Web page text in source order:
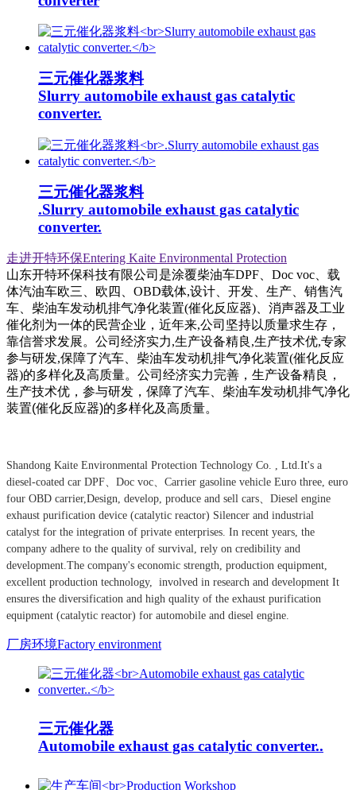
三元催化器浆料
Slurry automobile exhaust gas catalytic
converter.
三元催化器浆料
.Slurry automobile exhaust gas catalytic
converter.
走进开特环保Entering Kaite Environmental Protection
山东开特环保科技有限公司是涂覆柴油车DPF、Doc voc、载
体汽油车欧三、欧四、OBD载体,设计、开发、生产、销售汽
车、柴油车发动机排气净化装置(催化反应器)、消声器及工业
催化剂为一体的民营企业，近年来,公司坚持以质量求生存，
靠信誉求发展。公司经济实力,生产设备精良,生产技术优,专家
参与研发,保障了汽车、柴油车发动机排气净化装置(催化反应
器)的多样化及高质量。 公司经济实力完善，生产设备精良，
生产技术优，参与研发，保障了汽车、柴油车发动机排气净化
装置(催化反应器)的多样化及高质量。
Shandong Kaite Environmental Protection Technology Co. , Ltd.It's a
diesel-coated car DPF、Doc voc、 Carrier gasoline vehicle Euro three, euro
four OBD carrier,Design, develop, produce and sell cars、 Diesel engine
exhaust purification device (catalytic reactor) Silencer and industrial
catalyst for the integration of private enterprises. In recent years, the
company adhere to the quality of survival, rely on credibility and
development.The company's economic strength, production equipment,
excellent production technology, involved in research and development It
ensures the diversification and high quality of the exhaust purification
equipment (catalytic reactor) for automobile and diesel engine.
厂房环境Factory environment
三元催化器
Automobile exhaust gas catalytic converter..